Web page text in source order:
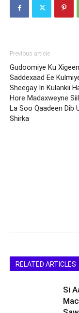
Previous article
Gudoomiye Ku
Saddexaad Ee
Sheegay In Kulankii
Hore Madaxweyne
La Soo Qaadeen Dib
Shirka
RELATED ARTICLES
Si